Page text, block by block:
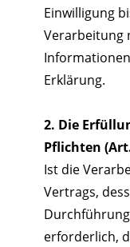
Einwilligung
Verarbeitung
Erklärung.
2. Die
Pflichten
Ist die
Vertrags,
erforderlich,